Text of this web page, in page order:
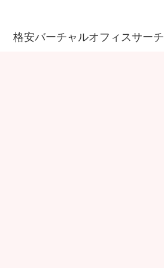
格安バーチャルオフィスサーチ